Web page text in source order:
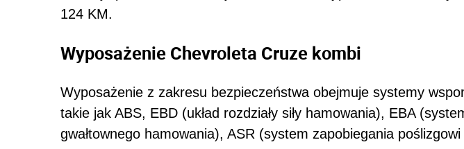
124 KM.
Wyposażenie Chevroleta Cruze kombi
Wyposażenie z zakresu bezpieczeństwa obejmuje systemy
takie jak ABS, EBD (układ rozdziały siły hamowania), EBA
gwałtownego hamowania), ASR (system zapobiegania poślizgowi